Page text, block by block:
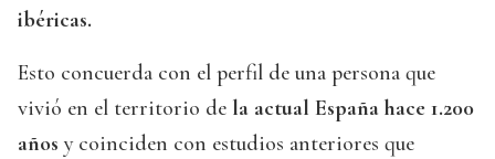
ibéricas.
Esto concuerda con el perfil de una persona que
vivió en el territorio de la actual España hace 1.200
años y coinciden con estudios anteriores que